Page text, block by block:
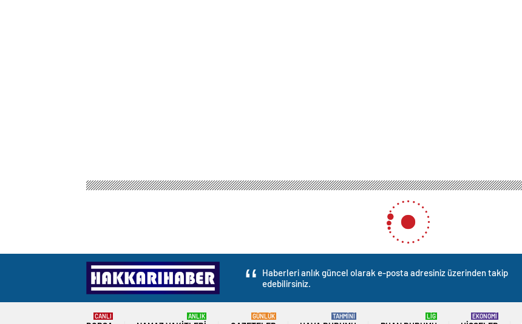
Haberleri anlık güncel olarak e-posta adresiniz üzerinden takip
edebilirsiniz.
CANLI ANLIK GÜNLÜK TAHMİNİ LİG EKONOMİ